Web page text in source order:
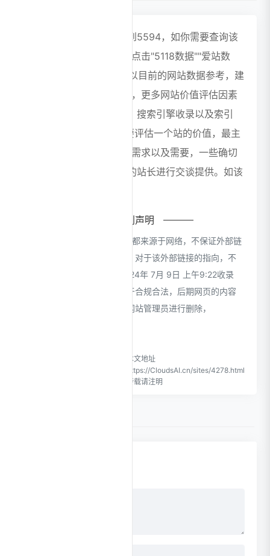
ChatBA浏览人数已经达到5594，如你需要查询该
站的相关权重信息，可以点击"5118数据""爱站数
据""Chinaz数据"进入； 以目前的网站数据参考，建
议大家请以爱站数据为准，更多网站价值评估因素
如：ChatBA的访问速度、搜索引擎收录以及索引
量、用户体验等； 当然要评估一个站的价值，最主
要还是需要根据您自身的需求以及需要，一些确切
的数据则需要找ChatBA的站长进行交谈提供。如该
特别声明
本站CloudsAI提供的ChatBA都来源于网络，不保证外部链
接的准确性和完整性，同时，对于该外部链接的指向，不
由CloudsAI实际控制，在2024年 7月 9日 上午9:22收录
时，该网页上的内容，都属于合规合法，后期网页的内容
如出现违规，可以直接联系网站管理员进行删除，
本文地址
https://CloudsAI.cn/sites/4278.html
转载请注明